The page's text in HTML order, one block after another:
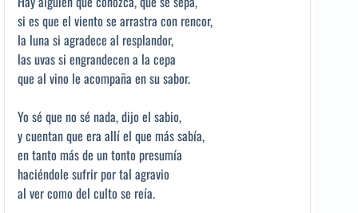
si es que el viento se arrastra con rencor,
la luna si agradece al resplandor,
las uvas si engrandecen a la cepa
que al vino le acompaña en su sabor.
Yo sé que no sé nada, dijo el sabio,
y cuentan que era allí el que más sabía,
en tanto más de un tonto presumía
haciéndole sufrir por tal agravio
al ver como del culto se reía.